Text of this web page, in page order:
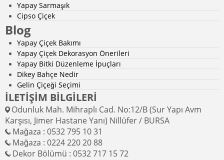
Yapay Sarmaşık
Cipso Çiçek
Blog
Yapay Çiçek Bakımı
Yapay Çiçek Dekorasyon Önerileri
Yapay Bitki Düzenleme İpuçları
Dikey Bahçe Nedir
Gelin Çiçeği Seçimi
İLETİŞİM BİLGİLERİ
Odunluk Mah. Mihraplı Cad. No:12/B (Sur Yapı Avm
Karşısı, Jimer Hastane Yanı) Nillüfer / BURSA
Mağaza : 0532 795 10 31
Mağaza : 0224 220 20 88
Dekor Bölümü : 0532 717 15 72